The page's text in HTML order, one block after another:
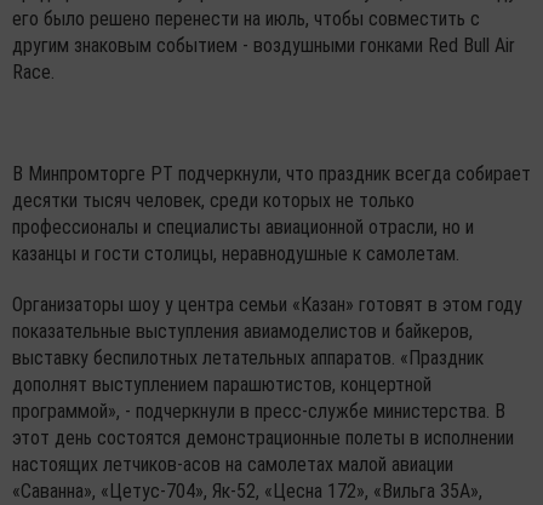
его было решено перенести на июль, чтобы совместить с
другим знаковым событием - воздушными гонками Red Bull Air
Race.
В Минпромторге РТ подчеркнули, что праздник всегда собирает
десятки тысяч человек, среди которых не только
профессионалы и специалисты авиационной отрасли, но и
казанцы и гости столицы, неравнодушные к самолетам.
Организаторы шоу у центра семьи «Казан» готовят в этом году
показательные выступления авиамоделистов и байкеров,
выставку беспилотных летательных аппаратов. «Праздник
дополнят выступлением парашютистов, концертной
программой», - подчеркнули в пресс-службе министерства. В
этот день состоятся демонстрационные полеты в исполнении
настоящих летчиков-асов на самолетах малой авиации
«Саванна», «Цетус-704», Як-52, «Цесна 172», «Вильга 35А»,